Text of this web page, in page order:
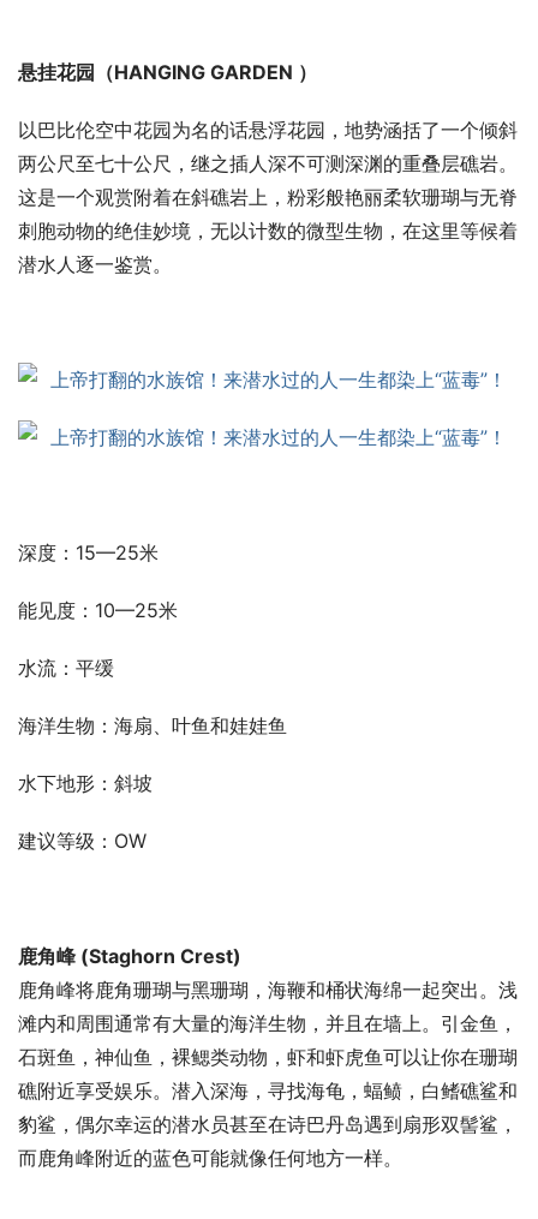
悬挂花园（HANGING GARDEN ）
以巴比伦空中花园为名的话悬浮花园，地势涵括了一个倾斜
两公尺至七十公尺，继之插人深不可测深渊的重叠层礁岩。
这是一个观赏附着在斜礁岩上，粉彩般艳丽柔软珊瑚与无脊
刺胞动物的绝佳妙境，无以计数的微型生物，在这里等候着
潜水人逐一鉴赏。
深度：15—25米
能见度：10—25米
水流：平缓
海洋生物：海扇、叶鱼和娃娃鱼
水下地形：斜坡
建议等级：OW
鹿角峰 (Staghorn Crest)
鹿角峰将鹿角珊瑚与黑珊瑚，海鞭和桶状海绵一起突出。浅
滩内和周围通常有大量的海洋生物，并且在墙上。引金鱼，
石斑鱼，神仙鱼，裸鳃类动物，虾和虾虎鱼可以让你在珊瑚
礁附近享受娱乐。潜入深海，寻找海龟，蝠鲼，白鳍礁鲨和
豹鲨，偶尔幸运的潜水员甚至在诗巴丹岛遇到扇形双髻鲨，
而鹿角峰附近的蓝色可能就像任何地方一样。